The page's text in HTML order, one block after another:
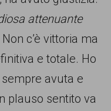
attenuante
c’è vittoria ma
e totale. Ho
avuta e
plauso sentito va